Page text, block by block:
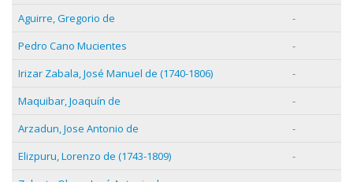
Aguirre, Gregorio de
-
Pedro Cano Mucientes
-
Irizar Zabala, José Manuel de (1740-1806)
-
Maquibar, Joaquín de
-
Arzadun, Jose Antonio de
-
Elizpuru, Lorenzo de (1743-1809)
-